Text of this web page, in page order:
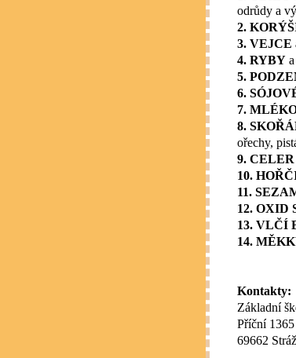
odrůdy a
2.
3. VEJCE
4. RYBY
5.
6.
7.
8.
ořechy,
9. CELER
10.
11.
12. OXID
13. VLČÍ
14.
Kontakty:
Základní
Příční 1365
69662